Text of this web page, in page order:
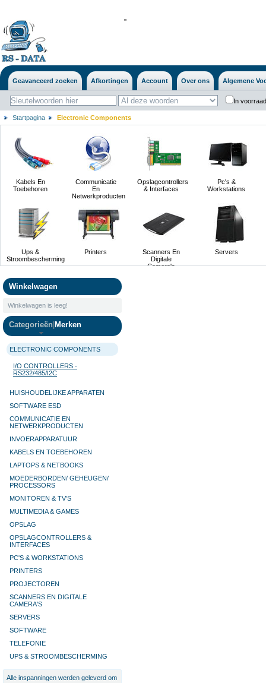
''
Geavanceerd zoeken Afkortingen Account Over ons Algemene
In
Startpagina Electronic Components
Kabels En
Toebehoren
Communicatie
En
Netwerkproducten
Opslagcontrollers
& Interfaces
Pc's &
Workstations
Ups &
Stroombescherming
Printers
Scanners En
Digitale
Camera's
Servers
Winkelwagen
Winkelwagen is leeg!
Categorieën Merken
ELECTRONIC COMPONENTS
I/O CONTROLLERS -
RS232/485/I2C
HUISHOUDELIJKE APPARATEN
SOFTWARE ESD
COMMUNICATIE EN
NETWERKPRODUCTEN
INVOERAPPARATUUR
KABELS EN TOEBEHOREN
LAPTOPS & NETBOOKS
MOEDERBORDEN/ GEHEUGEN/
PROCESSORS
MONITOREN & TV’S
MULTIMEDIA & GAMES
OPSLAG
OPSLAGCONTROLLERS &
INTERFACES
PC'S & WORKSTATIONS
PRINTERS
PROJECTOREN
SCANNERS EN DIGITALE
CAMERA'S
SERVERS
SOFTWARE
TELEFONIE
UPS & STROOMBESCHERMING
Alle inspanningen werden geleverd om